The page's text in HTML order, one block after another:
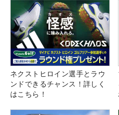
ネクストヒロイン選手とラウ
ンドできるチャンス！詳しく
はこちら！